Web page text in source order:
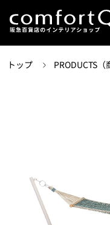
トップ PRODUCTS（